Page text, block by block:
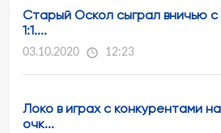
Старый Оскол сыграл вничью
1:1....
03.10.2020 12:23
Локо в играх с конкурентами
очк...